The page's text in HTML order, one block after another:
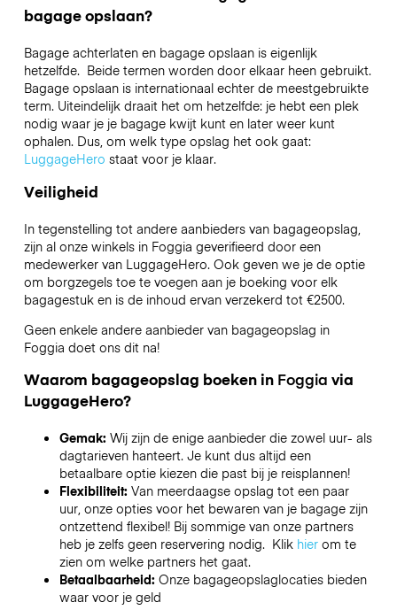
bagage opslaan?
Bagage achterlaten en bagage opslaan is eigenlijk
hetzelfde. Beide termen worden door elkaar heen gebruikt.
Bagage opslaan is internationaal echter de meestgebruikte
term. Uiteindelijk draait het om hetzelfde: je hebt een plek
nodig waar je je bagage kwijt kunt en later weer kunt
ophalen. Dus, om welk type opslag het ook gaat:
LuggageHero staat voor je klaar.
Veiligheid
In tegenstelling tot andere aanbieders van bagageopslag,
zijn al onze winkels in Foggia geverifieerd door een
medewerker van LuggageHero. Ook geven we je de optie
om borgzegels toe te voegen aan je boeking voor elk
bagagestuk en is de inhoud ervan verzekerd tot €2500.
Geen enkele andere aanbieder van bagageopslag in
Foggia doet ons dit na!
Waarom bagageopslag boeken in Foggia via
LuggageHero?
Gemak: Wij zijn de enige aanbieder die zowel uur- als
dagtarieven hanteert. Je kunt dus altijd een
betaalbare optie kiezen die past bij je reisplannen!
Flexibiliteit: Van meerdaagse opslag tot een paar
uur, onze opties voor het bewaren van je bagage zijn
ontzettend flexibel! Bij sommige van onze partners
heb je zelfs geen reservering nodig. Klik hierom te
zien om welke partners het gaat.
Betaalbaarheid: Onze bagageopslaglocaties bieden
waar voor je geld